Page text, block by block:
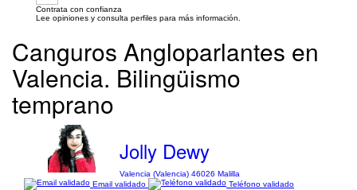
Contrata con confianza
Lee opiniones y consulta perfiles para más información.
Canguros Angloparlantes en
Valencia. Bilingüismo
temprano
Jolly Dewy
Valencia (Valencia) 46026 Malilla
Email validado
Teléfono validado